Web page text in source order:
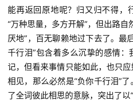
能再返回原地呢？归又归不得，
“万种思量，多方开解”，但出路自
厌地”，百无聊赖地过下去了。最
千行泪”包含着多么沉挚的感情：
记，但看来事情只能如此，也只
相见，那么必然是“负你千行泪”
了全词彼此相思的意脉，突出了以